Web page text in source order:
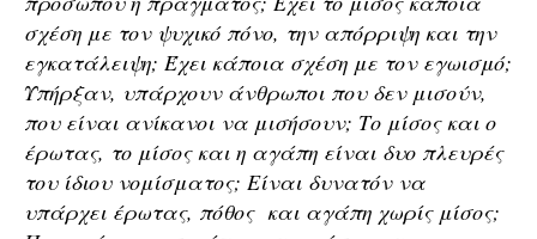
σχέση με τον ψυχικό πόνο, την απόρριψη και την
εγκατάλειψη; Έχει κάποια σχέση με τον εγωισμό;
Υπήρξαν, υπάρχουν άνθρωποι που δεν μισούν,
που είναι ανίκανοι να μισήσουν; Το μίσος και ο
έρωτας, το μίσος και η αγάπη είναι δυο πλευρές
του ίδιου νομίσματος; Είναι δυνατόν να
υπάρχει έρωτας, πόθος και αγάπη χωρίς μίσος;